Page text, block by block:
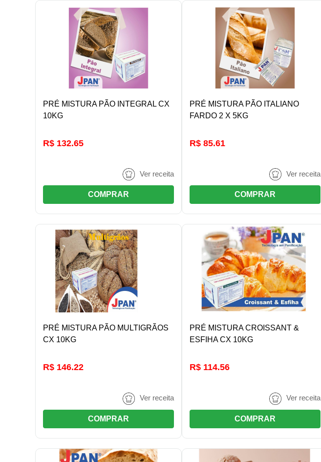
DETALHES/COMPRAR
PRÉ MISTURA PÃO INTEGRAL CX
10KG
R$ 132.65
Ver receita
COMPRAR
DETALHES/COMPRAR
PRÉ MISTURA PÃO ITALIANO
FARDO 2 X 5KG
R$ 85.61
Ver receita
COMPRAR
DETALHES/COMPRAR
PRÉ MISTURA PÃO MULTIGRÃOS
CX 10KG
R$ 146.22
Ver receita
COMPRAR
DETALHES/COMPRAR
PRÉ MISTURA CROISSANT &
ESFIHA CX 10KG
R$ 114.56
Ver receita
COMPRAR